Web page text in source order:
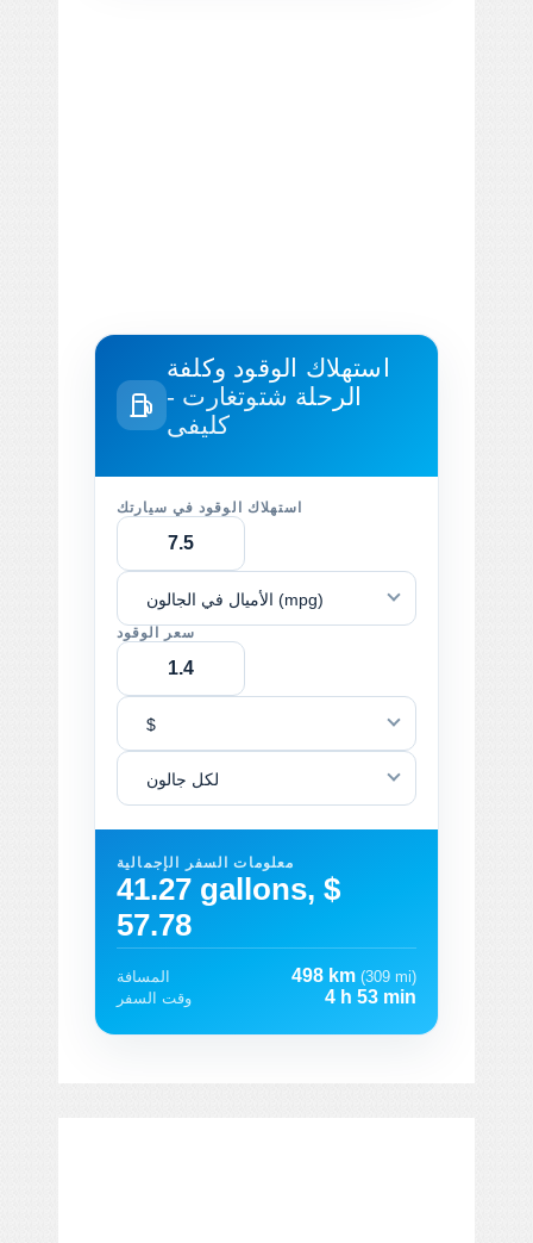
استهلاك الوقود وكلفة
الرحلة شتوتغارت -
كليفى
استهلاك الوقود في سيارتك
الأميال في الجالون (mpg)
سعر الوقود
$
لكل جالون
معلومات السفر الإجمالية
41.27 gallons, $
57.78
المسافة 498 km (309 mi)
وقت السفر
4 h 53 min